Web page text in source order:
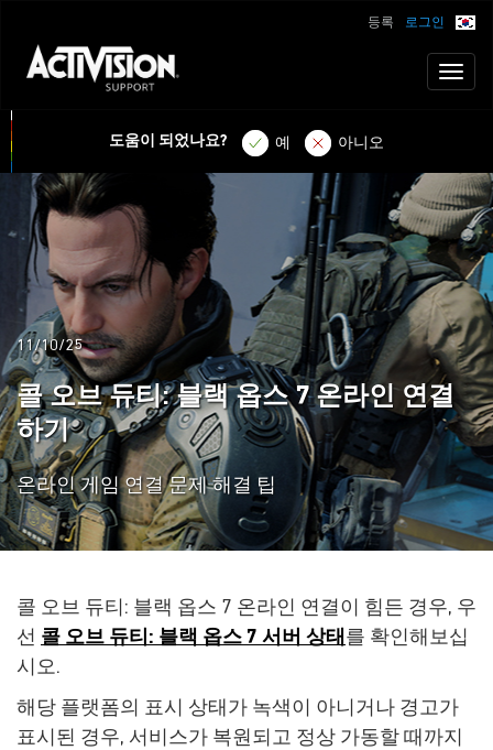
로그인
등록
도움이 되었나요? 예 아니오
11/10/25
콜 오브 듀티: 블랙 옵스 7 온라인 연결
하기
온라인 게임 연결 문제 해결 팁
콜 오브 듀티: 블랙 옵스 7 온라인 연결이 힘든 경우, 우
선 콜 오브 듀티: 블랙 옵스 7 서버 상태 를 확인해보십
시오.
해당 플랫폼의 표시 상태가 녹색이 아니거나 경고가
표시된 경우, 서비스가 복원되고 정상 가동할 때까지